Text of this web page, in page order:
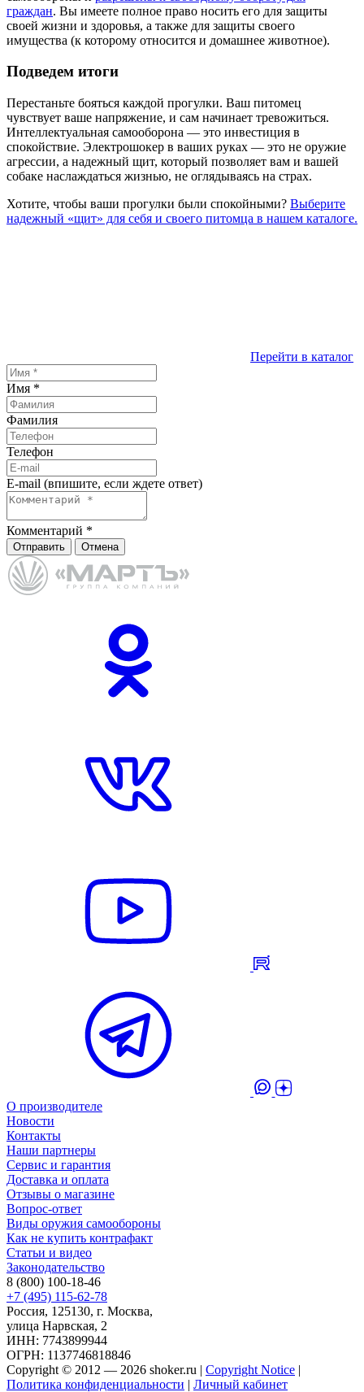
граждан. Вы имеете полное право носить его для защиты
своей жизни и здоровья, а также для защиты своего
имущества (к которому относится и домашнее животное).
Подведем итоги
Перестаньте бояться каждой прогулки. Ваш питомец
чувствует ваше напряжение, и сам начинает тревожиться.
Интеллектуальная самооборона — это инвестиция в
спокойствие. Электрошокер в ваших руках — это не оружие
агрессии, а надежный щит, который позволяет вам и вашей
собаке наслаждаться жизнью, не оглядываясь на страх.
Хотите, чтобы ваши прогулки были спокойными? Выберите
надежный «щит» для себя и своего питомца в нашем каталоге.
Перейти в каталог
Имя *
Фамилия
Телефон
E-mail (впишите, если ждете ответ)
Комментарий *
Отправить Отмена
О производителе
Новости
Контакты
Наши партнеры
Сервис и гарантия
Доставка и оплата
Отзывы о магазине
Вопрос-ответ
Виды оружия самообороны
Как не купить контрафакт
Статьи и видео
Законодательство
8 (800) 100-18-46
+7 (495) 115-62-78
Россия, 125130, г. Москва,
улица Нарвская, 2
ИНН: 7743899944
ОГРН: 1137746818846
Copyright © 2012 — 2026 shoker.ru | Copyright Notice |
Политика конфиденциальности | Личный кабинет